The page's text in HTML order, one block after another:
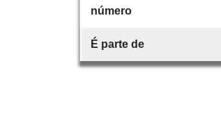
número
É parte de